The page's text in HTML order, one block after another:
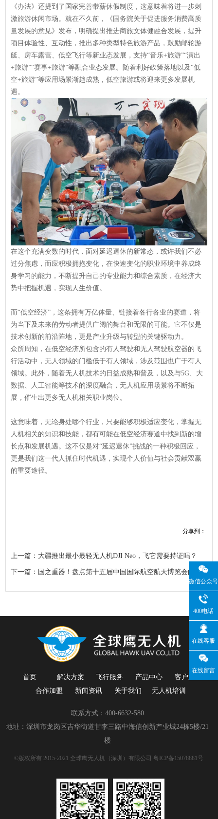
《办法》还提到了国家完善带薪休假制度，这意味着将进一步刺
激旅游休闲市场。就在不久前，《国务院关于促进服务消费高质
量发展的意见》发布，明确提出推进商旅文体健融合发展，提升
项目体验性、互动性，推出多种类型特色旅游产品，鼓励邮轮游
艇、房车露营、低空飞行等新业态发展，支持“音乐+旅游”“演出
+旅游”“赛事+旅游”等融合业态发展。随着利好政策落地以及“低
空+旅游”等应用场景渐趋成熟，低空旅游或将迎来更多发展机
遇。
在这个充满变数的时代，面对延迟退休的新常态，或许我们不必
过分焦虑，而应积极拥抱变化，在快速变化的职业环境中养成终
身学习的能力，不断提升自己的专业能力和综合素质，在经济大
势中把握机遇，实现人生价值。
而“低空经济”，这条拥有万亿体量、链接着各行各业的赛道，将
为当下及未来的劳动者提供广阔的舞台和无限的可能。它不仅是
技术创新的前沿阵地，更是产业升级与转型的关键驱动力。
众所周知，在低空经济所包含的有人驾驶和无人驾驶航空器的飞
行活动中，无人领域的门槛低于有人领域，涉及范围也广于有人
领域。此外，随着无人机技术的日益成熟和普及，以及与5G、大
数据、人工智能等技术的深度融合，无人机应用场景将不断拓
展，催生出更多无人机相关职业岗位。
这意味着，无论身处哪个行业，只要能够积极适应变化，掌握无
人机相关的知识和技能，都有可能在低空经济赛道中找到新的增
长点和发展机遇。这不仅是对“延迟退休”挑战的一种积极回应，
更是我们这一代人抓住时代机遇，实现个人价值与社会贡献双赢
的重要途径。
分享到：
上一篇：大疆推出最小最轻无人机DJI Neo，飞它需要持证吗？
下一篇：国之重器！盘点第十五届中国国际航空航天博览会的参展无人机
微信公众号
400电话
在线客服
在线留言
首页 解决方案 飞行服务 产品中心
客户案例
合作加盟
新闻资讯 关于我们 无人机培训
联系方式：400-6632-580
地址：深圳市龙岗区吉华街道甘李三路中海信创新产业城24栋5楼/21
楼
©版权所有 2015-2021 全球鹰无人机（深圳）有限公司粤ICP备15078881号